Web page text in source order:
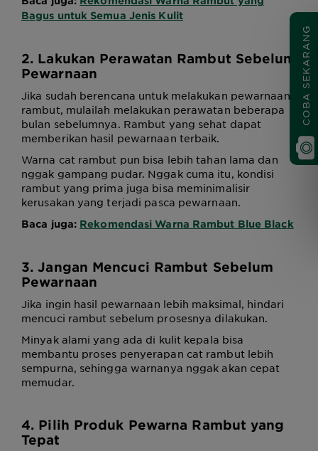
Bagus untuk Semua Jenis Kulit
2. Lakukan Perawatan Rambut Sebelum
Pewarnaan
Jika sudah berencana untuk melakukan pewarnaan
rambut, mulailah melakukan perawatan beberapa
bulan sebelumnya. Rambut yang sehat dapat
memberikan hasil pewarnaan terbaik.
Warna cat rambut pun bisa lebih tahan lama dan
nggak gampang pudar. Nggak cuma itu, kondisi
rambut yang prima juga bisa meminimalisir
kerusakan yang terjadi pasca pewarnaan.
Baca juga: Rekomendasi Warna Rambut Blue Black
3. Jangan Mencuci Rambut Sebelum
Pewarnaan
Jika ingin hasil pewarnaan lebih maksimal, hindari
mencuci rambut sebelum prosesnya dilakukan.
Minyak alami yang ada di kulit kepala bisa
membantu proses penyerapan cat rambut lebih
sempurna, sehingga warnanya nggak akan cepat
memudar.
4. Pilih Produk Pewarna Rambut yang
Tepat
COBA SEKARANG